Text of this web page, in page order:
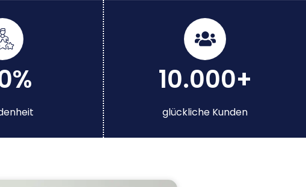
10.000+
glückliche Kunden